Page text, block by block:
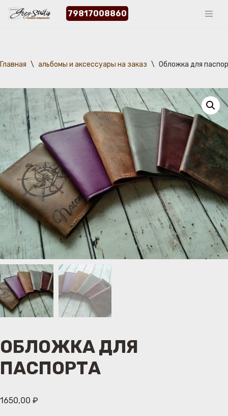
79817008860
Главная \ альбомы и аксессуары на заказ \ Обложка для
ОБЛОЖКА ДЛЯ
ПАСПОРТА
1650,00 ₽